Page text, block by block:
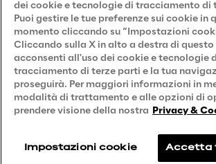
Privacy Notice(Candidato)
Privacy Notice(Cliente)
Privacy Notice(Fornitore)
Privacy Notice(Marketing)
Accessibilità
dei cookie e tecnologie di tracciamento di
Puoi gestire le tue preferenze sui cookie in
momento cliccando su “Impostazioni
Cliccando sulla X in alto a destra di questo
acconsenti all'uso dei cookie e tecnologie
tracciamento di terze parti e la tua
proseguirà. Per maggiori informazioni in
modalità di trattamento e alle opzioni di
prendere visione della nostra Privacy &
Impostazioni cookie Accetta